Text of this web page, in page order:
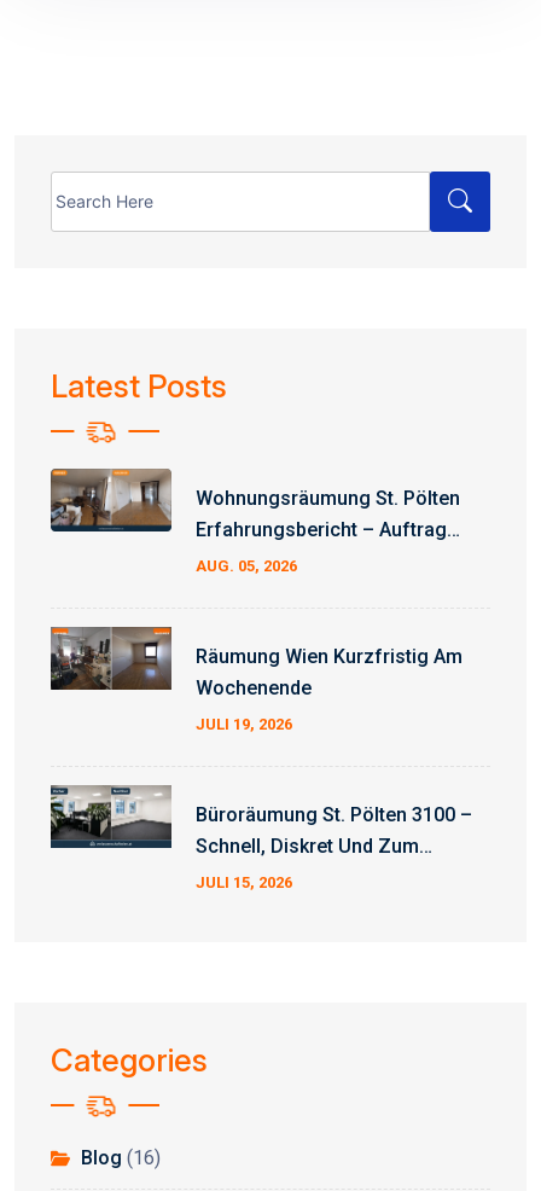
Latest Posts
Wohnungsräumung St. Pölten
Erfahrungsbericht – Auftrag
Erfolgreich Abgeschlossen
AUG. 05, 2026
Räumung Wien Kurzfristig Am
Wochenende
JULI 19, 2026
Büroräumung St. Pölten 3100 –
Schnell, Diskret Und Zum
Fixpreis
JULI 15, 2026
Categories
Blog (16)